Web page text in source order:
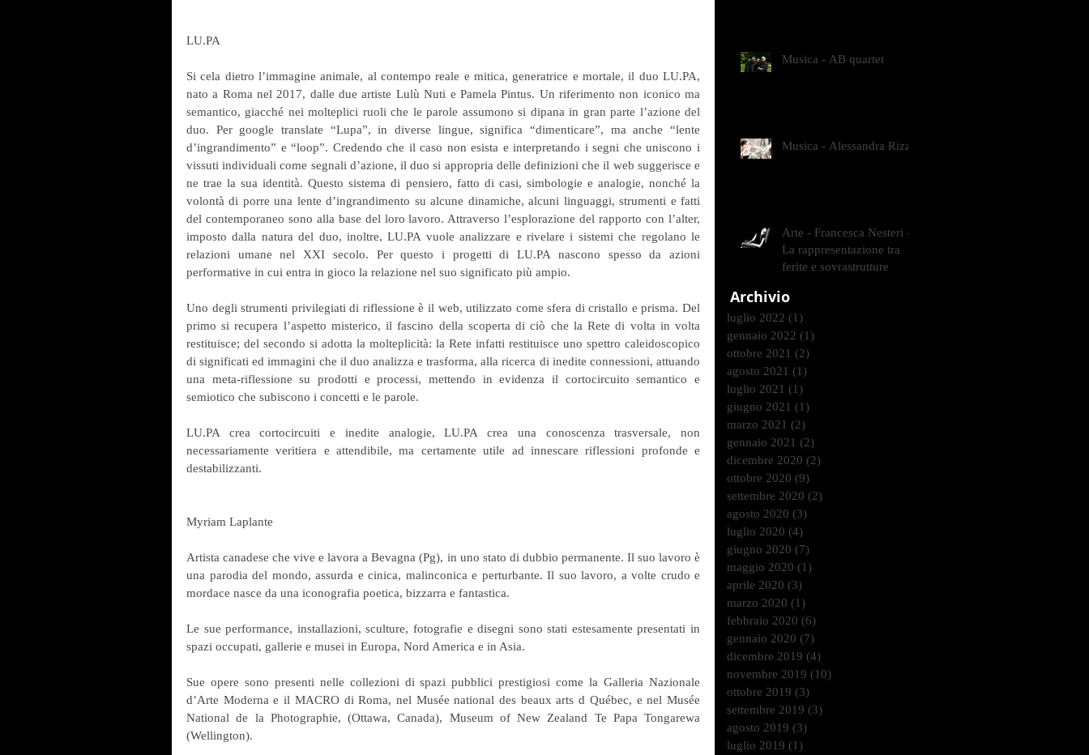
LU.PA
Si cela dietro l’immagine animale, al contempo reale e mitica, generatrice e mortale, il duo LU.PA,
nato a Roma nel 2017, dalle due artiste Lulù Nuti e Pamela Pintus. Un riferimento non iconico ma
semantico, giacché nei molteplici ruoli che le parole assumono si dipana in gran parte l’azione del
duo. Per google translate “Lupa”, in diverse lingue, significa “dimenticare”, ma anche “lente
d’ingrandimento” e “loop”. Credendo che il caso non esista e interpretando i segni che uniscono i
vissuti individuali come segnali d’azione, il duo si appropria delle definizioni che il web suggerisce e
ne trae la sua identità. Questo sistema di pensiero, fatto di casi, simbologie e analogie, nonché la
volontà di porre una lente d’ingrandimento su alcune dinamiche, alcuni linguaggi, strumenti e fatti
del contemporaneo sono alla base del loro lavoro. Attraverso l’esplorazione del rapporto con l’alter,
imposto dalla natura del duo, inoltre, LU.PA vuole analizzare e rivelare i sistemi che regolano le
relazioni umane nel XXI secolo. Per questo i progetti di LU.PA nascono spesso da azioni
performative in cui entra in gioco la relazione nel suo significato più ampio.
Uno degli strumenti privilegiati di riflessione è il web, utilizzato come sfera di cristallo e prisma. Del
primo si recupera l’aspetto misterico, il fascino della scoperta di ciò che la Rete di volta in volta
restituisce; del secondo si adotta la molteplicità: la Rete infatti restituisce uno spettro caleidoscopico
di significati ed immagini che il duo analizza e trasforma, alla ricerca di inedite connessioni, attuando
una meta-riflessione su prodotti e processi, mettendo in evidenza il cortocircuito semantico e
semiotico che subiscono i concetti e le parole.
LU.PA crea cortocircuiti e inedite analogie, LU.PA crea una conoscenza trasversale, non
necessariamente veritiera e attendibile, ma certamente utile ad innescare riflessioni profonde e
destabilizzanti.
Myriam Laplante
Artista canadese che vive e lavora a Bevagna (Pg), in uno stato di dubbio permanente. Il suo lavoro è
una parodia del mondo, assurda e cinica, malinconica e perturbante. Il suo lavoro, a volte crudo e
mordace nasce da una iconografia poetica, bizzarra e fantastica.
Le sue performance, installazioni, sculture, fotografie e disegni sono stati estesamente presentati in
spazi occupati, gallerie e musei in Europa, Nord America e in Asia.
Sue opere sono presenti nelle collezioni di spazi pubblici prestigiosi come la Galleria Nazionale
d’Arte Moderna e il MACRO di Roma, nel Musée national des beaux arts d Québec, e nel Musée
National de la Photographie, (Ottawa, Canada), Museum of New Zealand Te Papa Tongarewa
(Wellington).
Musica - AB quartet
Musica - Alessandra Rizzo
Arte - Francesca Nesteri -
La rappresentazione tra
ferite e sovrastrutture
Archivio
luglio 2022 (1)
gennaio 2022 (1)
ottobre 2021 (2)
agosto 2021 (1)
luglio 2021 (1)
giugno 2021 (1)
marzo 2021 (2)
gennaio 2021 (2)
dicembre 2020 (2)
ottobre 2020 (9)
settembre 2020 (2)
agosto 2020 (3)
luglio 2020 (4)
giugno 2020 (7)
maggio 2020 (1)
aprile 2020 (3)
marzo 2020 (1)
febbraio 2020 (6)
gennaio 2020 (7)
dicembre 2019 (4)
novembre 2019 (10)
ottobre 2019 (3)
settembre 2019 (3)
agosto 2019 (3)
luglio 2019 (1)